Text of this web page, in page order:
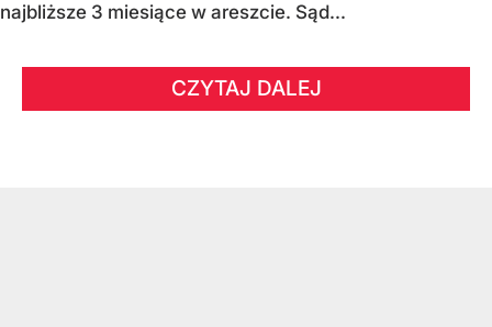
najbliższe 3 miesiące w areszcie. Sąd...
CZYTAJ DALEJ